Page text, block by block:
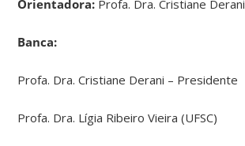
Orientadora: Profa. Dra. Cristiane Derani
Banca:
Profa. Dra. Cristiane Derani – Presidente
Profa. Dra. Lígia Ribeiro Vieira (UFSC)